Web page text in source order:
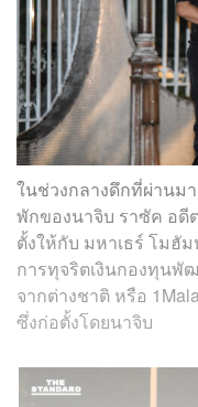
ในช่วงกลางดึกที่ผ่านม
พักของนาจิบ ราซัค อดี
ตั้งให้กับ มหาเธร์ โมฮั
การทุจริตเงินกองทุนพั
จากต่างชาติ หรือ
ซึ่งก่อตั้งโดยนาจิบ